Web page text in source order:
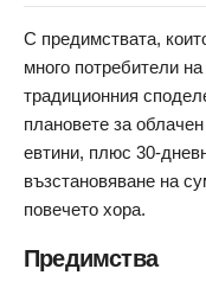
С предимствата,
много потребители
традиционния
плановете за
евтини, плюс 30-
възстановяване на
повечето хора.
Предимства